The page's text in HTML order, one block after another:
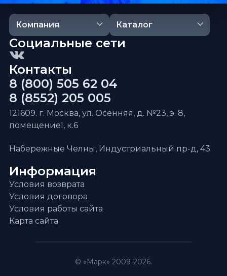
Компания Каталог
Информация
Условия возврата
Условия договора
Условия работы сайта
Карта сайта
Контакты
8 (800) 505 62 04
8 (8552) 205 005
121609. г. Москва, ул. Осенняя, д. №23, э. 8,
помещениеI, к.6
Набережные Челны, Индустриальный пр-д, 43
Социальные сети
© «Марк» 2009-2026.